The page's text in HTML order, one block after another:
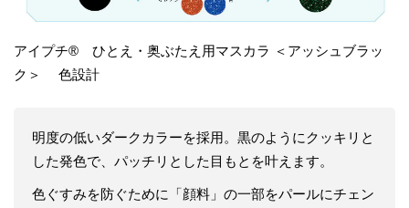
アイプチ® ひとえ・奥ぶたえ用マスカラ ＜アッシュブラッ
ク＞ 色設計
明度の低いダークカラーを採用。黒のようにクッキリと
した発色で、パッチリとした目もとを叶えます。
色ぐすみを防ぐために「顔料」の一部をパールにチェン